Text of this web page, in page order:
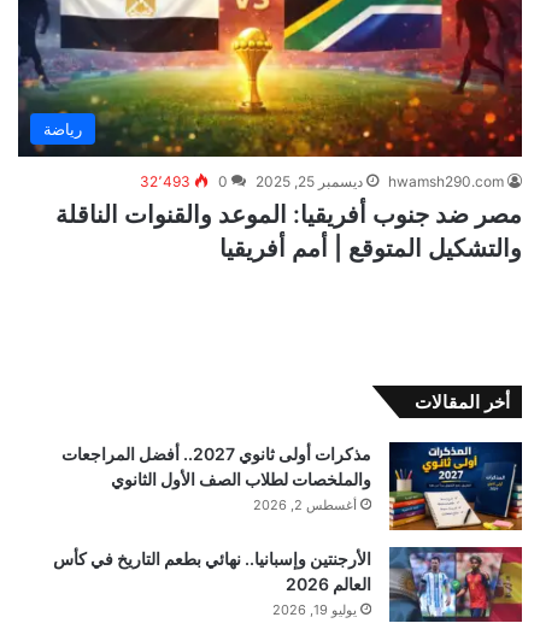
رياضة
hwamsh290.com ديسمبر 25, 2025 0 32٬493
مصر ضد جنوب أفريقيا: الموعد والقنوات الناقلة
والتشكيل المتوقع | أمم أفريقيا
أخر المقالات
مذكرات أولى ثانوي 2027.. أفضل المراجعات
والملخصات لطلاب الصف الأول الثانوي
أغسطس 2, 2026
الأرجنتين وإسبانيا.. نهائي بطعم التاريخ في كأس
العالم 2026
يوليو 19, 2026